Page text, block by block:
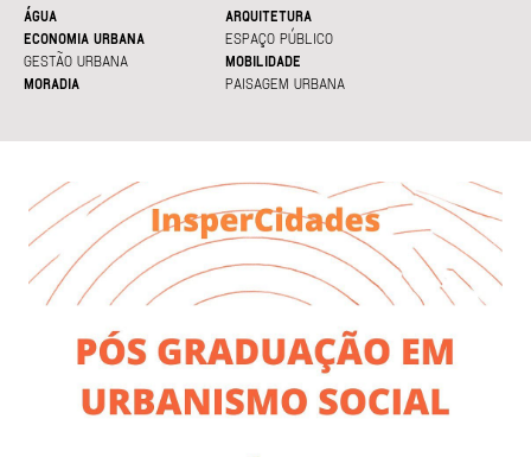
ÁGUA
ARQUITETURA
ECONOMIA URBANA
ESPAÇO PÚBLICO
GESTÃO URBANA
MOBILIDADE
MORADIA
PAISAGEM URBANA